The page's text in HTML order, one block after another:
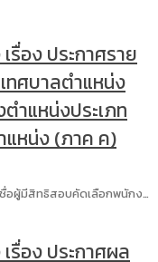
รื่อง ประกาศราย
ศบาลตำแหน่ง
ำแหน่งประเภท
แหน่ง (ภาค ค)
ชื่อผู้มีสิทธิสอบคัดเลือกพนักง…
รื่อง ประกาศผล